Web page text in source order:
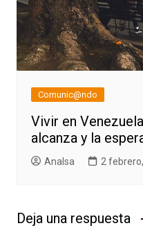
Comunic@ndo
Vivir en
alcanza y la
AnaIsa 2
Deja una respuesta